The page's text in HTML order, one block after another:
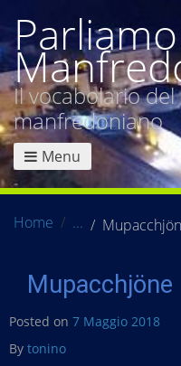
Parliamo
Il vocabolario
manfredoniano
Menu
Home
Mupacchjöne
Posted on 7 Maggio 2018
By tonino